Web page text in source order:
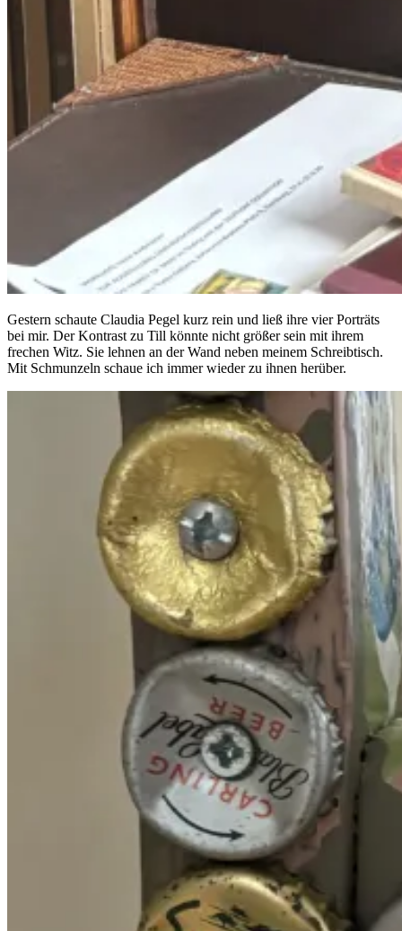
Gestern schaute Claudia Pegel kurz rein und ließ ihre vier Porträts
bei mir. Der Kontrast zu Till könnte nicht größer sein mit ihrem
frechen Witz. Sie lehnen an der Wand neben meinem Schreibtisch.
Mit Schmunzeln schaue ich immer wieder zu ihnen herüber.